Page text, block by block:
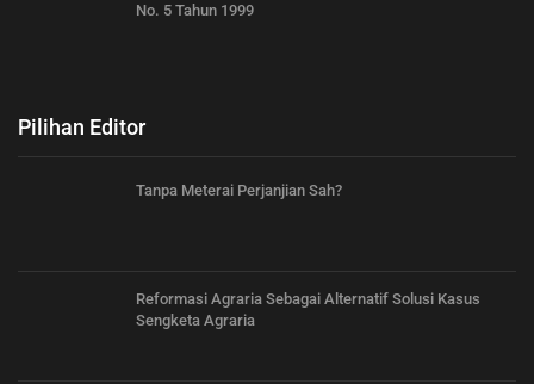
No. 5 Tahun 1999
Pilihan Editor
Tanpa Meterai Perjanjian Sah?
Reformasi Agraria Sebagai Alternatif Solusi Kasus
Sengketa Agraria